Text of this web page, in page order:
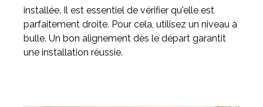
installée. Il est essentiel de vérifier qu'elle est
parfaitement droite. Pour cela, utilisez un niveau à
bulle. Un bon alignement dès le départ garantit
une installation réussie.